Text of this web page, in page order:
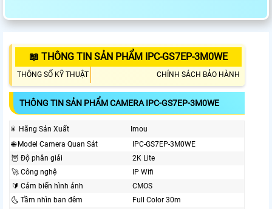
📖 THÔNG TIN SẢN PHẨM IPC-GS7EP-3M0WE
THÔNG SỐ KỸ THUẬT CHÍNH SÁCH BẢO HÀNH
THÔNG TIN SẢN PHẨM CAMERA IPC-GS7EP-3M0WE
🎇 Hãng Sản Xuất
Imou
🌐 Model Camera Quan Sát
IPC-GS7EP-3M0WE
🦉 Độ phân giải
2K Lite
🚀 Công nghệ
IP Wifi
🔰 Cảm biến hình ảnh
CMOS
🌜 Tầm nhìn ban đêm
Full Color 30m